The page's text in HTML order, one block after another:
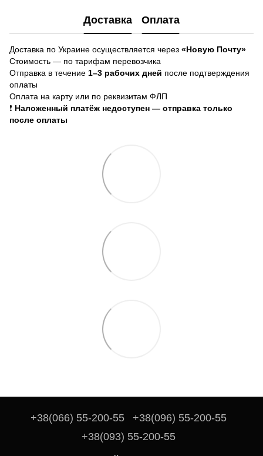
Доставка Оплата
Доставка по Украине осуществляется через «Новую Почту»
Стоимость — по тарифам перевозчика
Отправка в течение 1–3 рабочих дней после подтверждения
оплаты
Оплата на карту или по реквизитам ФЛП
❗ Наложенный платёж недоступен — отправка только
после оплаты
+38(066) 55-200-55
+38(096) 55-200-55
+38(093) 55-200-55